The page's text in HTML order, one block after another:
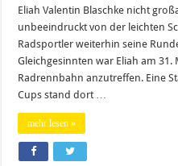
Eliah Valentin Blaschke nicht
unbeeindruckt von der leichten
Radsportler weiterhin seine
Gleichgesinnten war Eliah am
Radrennbahn anzutreffen. Eine
Cups stand dort …
mehr lesen »